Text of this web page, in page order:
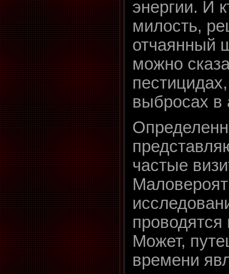
энергии. И
милость,
отчаянный
можно
выбросах
частые
Может,
времени